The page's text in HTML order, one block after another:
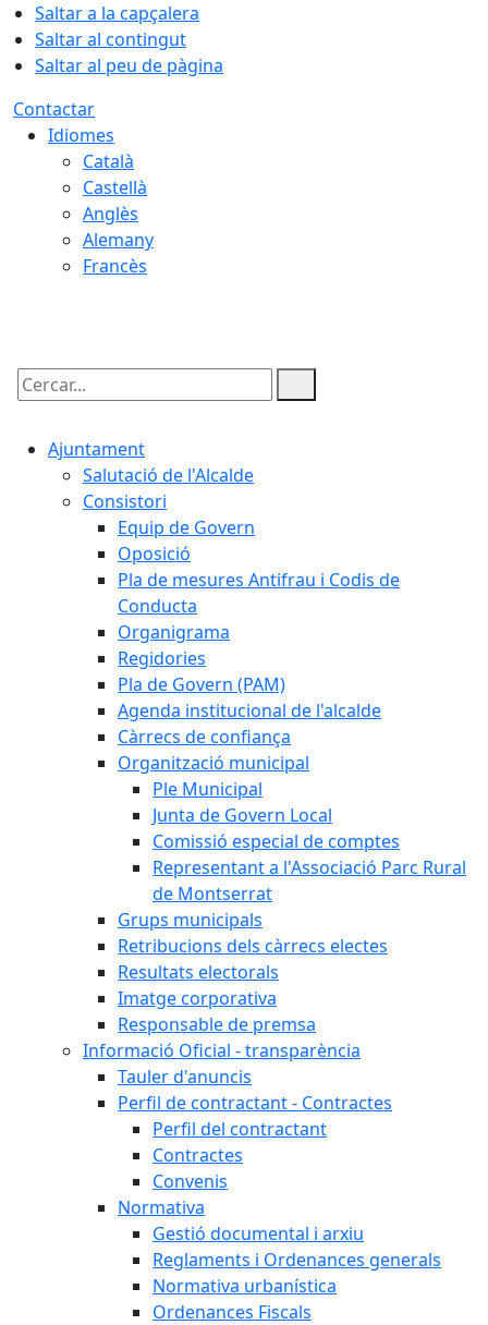
Saltar a la capçalera
Saltar al contingut
Saltar al peu de pàgina
Contactar
Idiomes
Català
Castellà
Anglès
Alemany
Francès
Cercar:
Ajuntament
Salutació de l'Alcalde
Consistori
Equip de Govern
Oposició
Pla de mesures Antifrau i Codis de
Conducta
Organigrama
Regidories
Pla de Govern (PAM)
Agenda institucional de l'alcalde
Càrrecs de confiança
Organització municipal
Ple Municipal
Junta de Govern Local
Comissió especial de comptes
Representant a l'Associació Parc Rural
de Montserrat
Grups municipals
Retribucions dels càrrecs electes
Resultats electorals
Imatge corporativa
Responsable de premsa
Informació Oficial - transparència
Tauler d'anuncis
Perfil de contractant - Contractes
Perfil del contractant
Contractes
Convenis
Normativa
Gestió documental i arxiu
Reglaments i Ordenances generals
Normativa urbanística
Ordenances Fiscals